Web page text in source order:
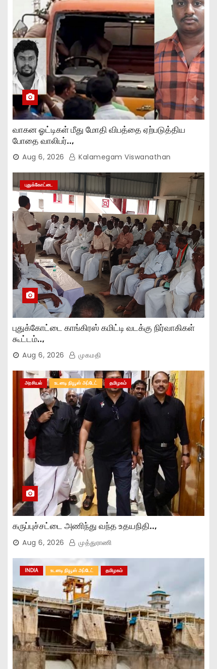
வாகன ஓட்டிகள் மீது மோதி விபத்தை ஏற்படுத்திய
போதை வாலிபர்..,
Aug 6, 2026 Kalamegam Viswanathan
புதுக்கோட்டை
புதுக்கோட்டை காங்கிரஸ் கமிட்டி வடக்கு நிர்வாகிகள்
கூட்டம்..,
Aug 6, 2026 முகமதி
அரசியல் உடனடி நியூஸ் அப்டேட் தமிழகம்
கருப்புச்சட்டை அணிந்து வந்த உதயநிதி..,
Aug 6, 2026 முத்துராணி
INDIA உடனடி நியூஸ் அப்டேட் தமிழகம்